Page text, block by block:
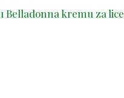
Belladonna kremu za lice